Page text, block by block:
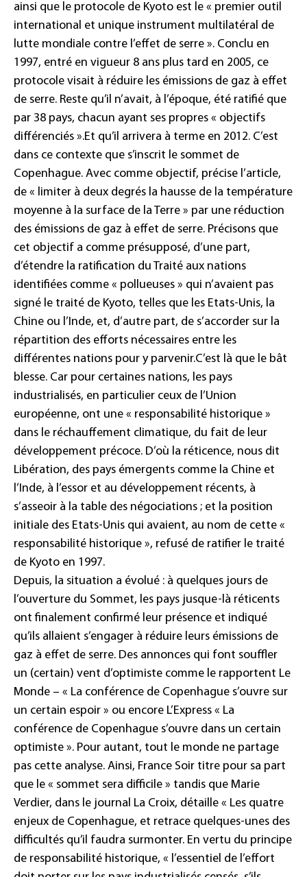
ainsi que le protocole de Kyoto est le « premier outil
international et unique instrument multilatéral de
lutte mondiale contre l’effet de serre ». Conclu en
1997, entré en vigueur 8 ans plus tard en 2005, ce
protocole visait à réduire les émissions de gaz à effet
de serre. Reste qu’il n’avait, à l’époque, été ratifié que
par 38 pays, chacun ayant ses propres « objectifs
différenciés ».Et qu’il arrivera à terme en 2012. C’est
dans ce contexte que s’inscrit le sommet de
Copenhague. Avec comme objectif, précise l’article,
de « limiter à deux degrés la hausse de la température
moyenne à la surface de la Terre » par une réduction
des émissions de gaz à effet de serre. Précisons que
cet objectif a comme présupposé, d’une part,
d’étendre la ratification du Traité aux nations
identifiées comme « pollueuses » qui n’avaient pas
signé le traité de Kyoto, telles que les Etats-Unis, la
Chine ou l’Inde, et, d’autre part, de s’accorder sur la
répartition des efforts nécessaires entre les
différentes nations pour y parvenir.C’est là que le bât
blesse. Car pour certaines nations, les pays
industrialisés, en particulier ceux de l’Union
européenne, ont une « responsabilité historique »
dans le réchauffement climatique, du fait de leur
développement précoce. D’où la réticence, nous dit
Libération, des pays émergents comme la Chine et
l’Inde, à l’essor et au développement récents, à
s’asseoir à la table des négociations ; et la position
initiale des Etats-Unis qui avaient, au nom de cette «
responsabilité historique », refusé de ratifier le traité
de Kyoto en 1997.
Depuis, la situation a évolué : à quelques jours de
l’ouverture du Sommet, les pays jusque-là réticents
ont finalement confirmé leur présence et indiqué
qu’ils allaient s’engager à réduire leurs émissions de
gaz à effet de serre. Des annonces qui font souffler
un (certain) vent d’optimiste comme le rapportent Le
Monde – « La conférence de Copenhague s’ouvre sur
un certain espoir » ou encore L’Express « La
conférence de Copenhague s’ouvre dans un certain
optimiste ». Pour autant, tout le monde ne partage
pas cette analyse. Ainsi, France Soir titre pour sa part
que le « sommet sera difficile » tandis que Marie
Verdier, dans le journal La Croix, détaille « Les quatre
enjeux de Copenhague, et retrace quelques-unes des
difficultés qu’il faudra surmonter. En vertu du principe
de responsabilité historique, « l’essentiel de l’effort